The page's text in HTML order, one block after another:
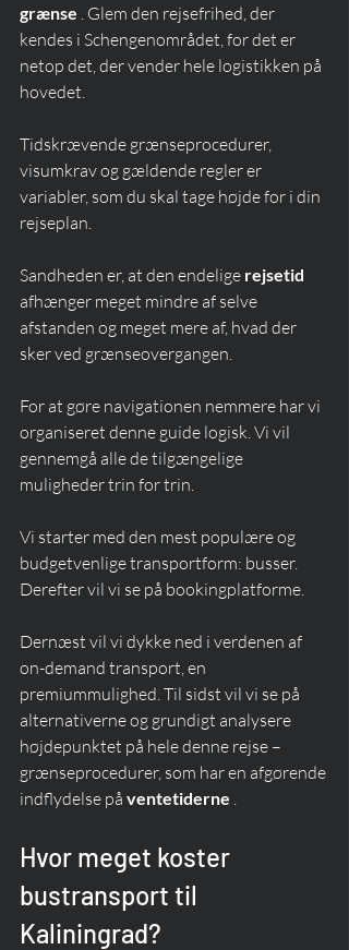
grænse . Glem den rejsefrihed, der
kendes i Schengenområdet, for det er
netop det, der vender hele logistikken på
hovedet.
Tidskrævende grænseprocedurer,
visumkrav og gældende regler er
variabler, som du skal tage højde for i din
rejseplan.
Sandheden er, at den endelige rejsetid
afhænger meget mindre af selve
afstanden og meget mere af, hvad der
sker ved grænseovergangen.
For at gøre navigationen nemmere har vi
organiseret denne guide logisk. Vi vil
gennemgå alle de tilgængelige
muligheder trin for trin.
Vi starter med den mest populære og
budgetvenlige transportform: busser.
Derefter vil vi se på bookingplatforme.
Dernæst vil vi dykke ned i verdenen af
on-demand transport, en
premiummulighed. Til sidst vil vi se på
alternativerne og grundigt analysere
højdepunktet på hele denne rejse –
grænseprocedurer, som har en afgørende
indflydelse på ventetiderne
Hvor meget koster
bustransport til
Kaliningrad?